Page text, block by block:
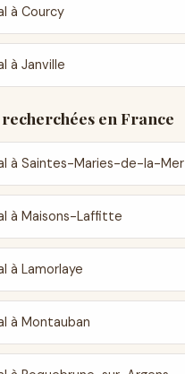
à Courcy
à Janville
en France
à Saintes-Maries-de-la-Mer
à Maisons-Laffitte
à Lamorlaye
à Montauban